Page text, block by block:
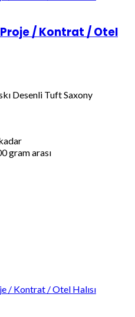
Proje / Kontrat / Otel
Desenli Tuft Saxony
gram arası